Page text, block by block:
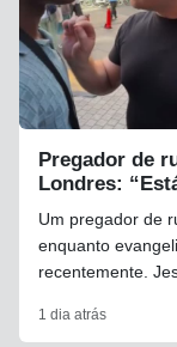
Pregador de
Londres:
Um pregador de
enquanto
recentemente.
1 dia atrás